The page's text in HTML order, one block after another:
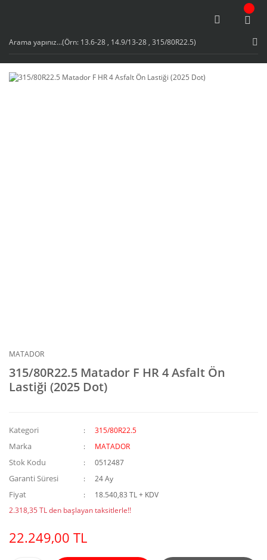
MATADOR
315/80R22.5 Matador F HR 4 Asfalt Ön
Lastiği (2025 Dot)
Kategori 315/80R22.5
Marka MATADOR
Stok Kodu 0512487
Garanti Süresi 24 Ay
Fiyat
18.540,83 TL + KDV
2.318,35 TL den başlayan taksitlerle!!
22.249,00 TL